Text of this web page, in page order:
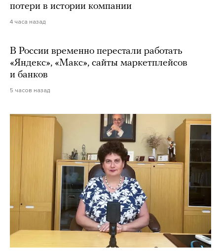
потери в истории компании
4 часа назад
В России временно перестали работать
«Яндекс», «Макс», сайты маркетплейсов
и банков
5 часов назад